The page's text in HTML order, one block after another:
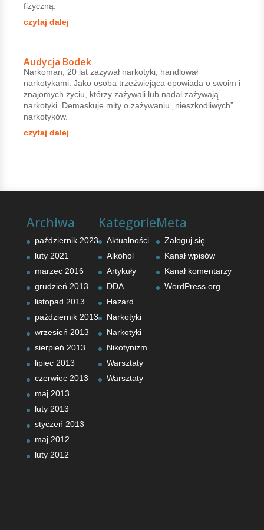
fizyczną.
czytaj dalej
Audycja Bodek
Narkoman, 20 lat zażywał narkotyki, handlował
narkotykami. Jako osoba trzeźwiejąca opowiada o swoim i
znajomych życiu, którzy zażywali lub nadal zażywają
narkotyki. Demaskuje mity o zażywaniu „nieszkodliwych”
narkotyków.
czytaj dalej
Archiwa
październik 2023
luty 2021
marzec 2016
grudzień 2013
listopad 2013
październik 2013
wrzesień 2013
sierpień 2013
lipiec 2013
czerwiec 2013
maj 2013
luty 2013
styczeń 2013
maj 2012
luty 2012
Kategorie
Aktualności
Alkohol
Artykuły
DDA
Hazard
Narkotyki
Narkotyki
Nikotynizm
Warsztaty
Warsztaty
Meta
Zaloguj się
Kanał wpisów
Kanał komentarzy
WordPress.org